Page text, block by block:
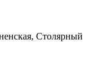
Столярный